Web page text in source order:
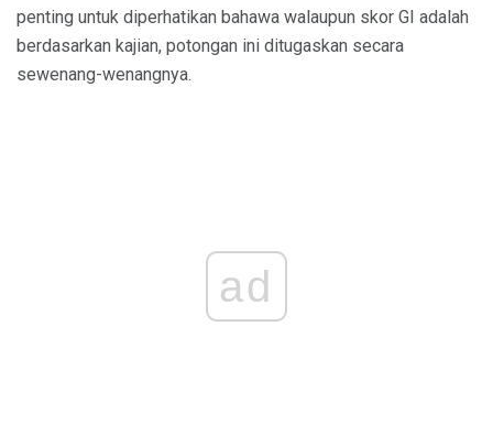
penting untuk diperhatikan bahawa walaupun skor GI adalah
berdasarkan kajian, potongan ini ditugaskan secara
sewenang-wenangnya.
ad